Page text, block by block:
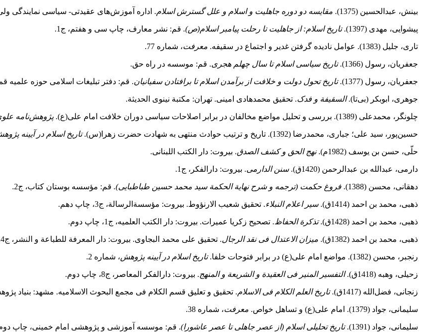
بینش، عبدالحسین (1375). مقایسه دو دوره جاهلیت و اسلام و علل گسترش اسلام. اداره آموزشهای عقیدتی- سیاسی نمایندگی
پیشوایی، مهدی (1397). تاریخ اسلام: از جاهلیت تا رحلت پیامبر اسلام(ص). قم: نشر معارف، چاپ سی و هفتم، ج1.
تاری، جلیل (1383). عوامل نادیده گرفتن غدیر و اجتماع در سقیفه. معرفت، شماره 77.
جعفریان، رسول (1366). تاریخ سیاسی اسلام تا سال چهلم هجری. قم: موسسه در راه حق.
جعفریان، رسول (1377). تاریخ تحول دولت و خلافت از برآمدن اسلام تا برافتادن سفیانیان. قم: دفتر تبلیغات اسلامی حوزه علمیه
جوهری، ابوبکر (بی‌تا).السقیفة و فدک. تحقیق محمدهادی امینی. تهران: مکتبة نینوى الحدیثة.
چلونگر، محمدعلی (1389). بررسی و تحلیل مواضع مخالفان در برابر اصلاحات سیاسی دوران خلافت امام علی(ع). پژوهشنامه
حسینپور، سید علی؛ جباری، محمدرضا (1392). تاریخ و ترتیب حوادث منتهی به شهادت حضرت زهرا(س). تاریخ اسلام در آیینه
حلّی، حسن بن یوسف (1982م). نهج الحق و کشف الصدق. بیروت: دار الکتب اللبنانی.
دارمی، عبدالله بن عبدالرحمن (1420ق). سنن الدارمی. بیروت: دارالفکر، ج1.
دهقانی، محسن (1388). فروغ حکمت (ترجمه و شرح نهایة الحکمة سید محمد حسین طباطبایی). قم: مؤسسه بوستان کتاب، ج2.
ذهبی، محمد بن احمد (1414ق). سیر اعلام النبلاء. تحقیق شعیب الارنؤوط. بیروت: مؤسسةالرسالة، ج3، چاپ دهم.
ذهبی، محمد بن احمد (1428ق). تذکرة الحفاظ. تصحیح زکریا عمیرات. بیروت: دار الکتب العلمیه، ج1، چاپ دوم.
ذهبی، محمد بن احمد (1382ق). میزان الاعتدال فی نقد الرجال. تحقیق علی محمد البجاوی. بیروت: دار المعرفة للطباعة و النشر، ج4.
رنجبر، محسن (1382). مواضع امام علی(ع) در برابر فتوحات خلفا. تاریخ اسلام در آیینه پژوهش، شماره 2.
زحیلی، وهبه (1418ق). التفسیر المنیر فی العقیدة و الشریعة و المنهج. بیروت: دارالفکر المعاصر، ج8، چاپ دوم.
زنجانی، فضل‌الله (1417ق). تاریخ العلم الکلام فی الاسلام. تحقیق و تعلیق قسم الکلام فی مجمع البحوث الاسلامیه. مشهد:
سلیمانی، جواد (1379). امام علی(ع) و تساهل خواص. ﻣﻌﺮﻓﺖ، شماره 38.
سلیمانی، جواد (1391). تاریخ تحلیلی اسلام (از عصر جاهلی تا عصر عاشورا). قم: موسسه آموزشی و پژوهشی امام خمینی، چاپ